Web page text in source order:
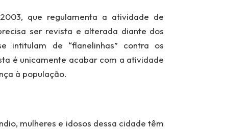
que regulamenta a atividade de
ser revista e alterada diante dos
intitulam de “flanelinhas” contra os
é unicamente acabar com a atividade
à população.
mulheres e idosos dessa cidade têm